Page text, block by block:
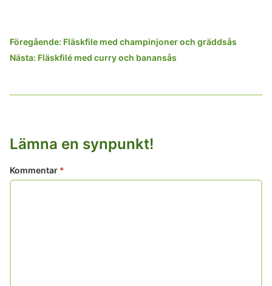
Inläggsnavigering
Föregående: Fläskfile med champinjoner och gräddsås
Nästa: Fläskfilé med curry och banansås
Lämna en synpunkt!
Kommentar *